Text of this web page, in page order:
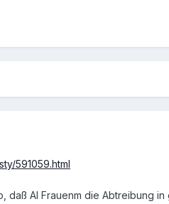
591059.html
daß AI Frauenm die Abtreibung